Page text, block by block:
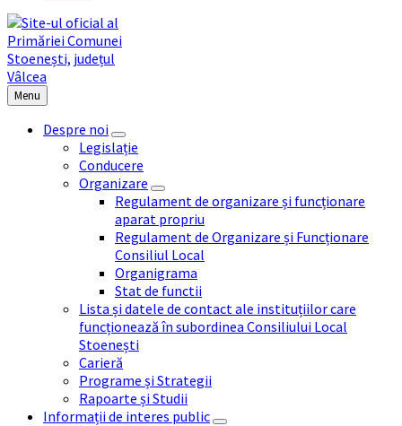
Menu
Despre noi
Legislație
Conducere
Organizare
Regulament de organizare și funcționare
aparat propriu
Regulament de Organizare și Funcționare
Consiliul Local
Organigrama
Stat de functii
Lista și datele de contact ale instituțiilor care
funcționează în subordinea Consiliului Local
Stoenești
Carieră
Programe și Strategii
Rapoarte și Studii
Informații de interes public